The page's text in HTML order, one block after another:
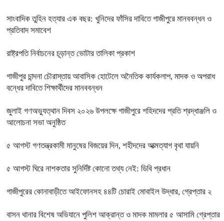
সাংবাদিক তুহিন হত্যার এক বছর: খুনিদের ফাঁসির দাবিতে গাজীপুরে মানববন্ধন ও
প্রতিবাদ সমাবেশ
রাষ্ট্রপতি নির্বাচনের চূড়ান্ত ভোটার তালিকা প্রকাশ
গাজীপুর চান্দনা চৌরাস্তায় আবাসিক হোটেলে অনৈতিক কার্যকলাপ, মাদক ও অপরাধ
বন্ধের দাবিতে শিক্ষার্থীদের মানববন্ধন
জুলাই গণঅভ্যুত্থান দিবস ২০২৬ উপলক্ষে গাজীপুরে শহিদদের প্রতি শ্রদ্ধাঞ্জলি ও
আলোচনা সভা অনুষ্ঠিত
৫ আগস্ট গণতন্ত্রকামী মানুষের বিজয়ের দিন, শহীদদের আত্মত্যাগ বৃথা যায়নি
৫ আগস্ট ঘিরে নাশকতার সুনির্দিষ্ট কোনো তথ্য নেই: ডিবি প্রধান
গাজীপুরের কোনাবাড়ীতে আইফোনসহ ৪৪টি চোরাই মোবাইল উদ্ধার, গ্রেপ্তার ২
বাসন থানার বিশেষ অভিযানে পুলিশ আক্রান্ত ও মাদক মামলার ৫ আসামি গ্রেপ্তার